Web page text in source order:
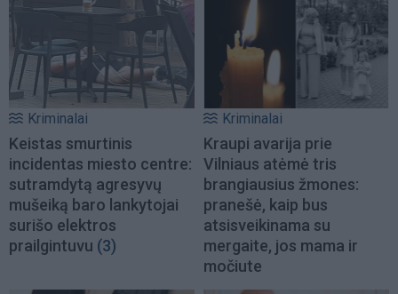
Kriminalai
Keistas smurtinis
incidentas miesto centre:
sutramdytą agresyvų
mušeiką baro lankytojai
surišo elektros
prailgintuvu (3)
Kriminalai
Kraupi avarija prie
Vilniaus atėmė tris
brangiausius žmones:
pranešė, kaip bus
atsisveikinama su
mergaite, jos mama ir
močiute